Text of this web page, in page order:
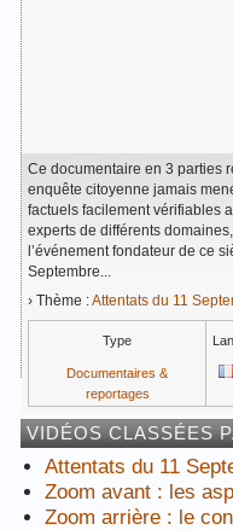
Ce documentaire en 3 parties
enquête citoyenne jamais
factuels facilement vérifiables
experts de différents
l’événement fondateur de ce
Septembre...
› Thème :Attentats du 11
Type
Documentaires &
reportages
VIDÉOS CLASSÉES
Attentats du 11
Zoom avant : les
Zoom arrière : le